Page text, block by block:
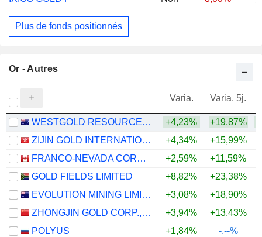
Plus de fonds positionnés
Or - Autres
Varia. Varia. 5j.
WESTGOLD RESOURCES LIMITED +4,23% +19,87%
ZIJIN GOLD INTERNATIONAL COMPANY LIMITED
+4,34%
+15,99%
FRANCO-NEVADA CORPORATION
+2,59% +11,59%
GOLD FIELDS LIMITED
+8,82% +23,38%
EVOLUTION MINING LIMITED
+3,08% +18,90%
ZHONGJIN GOLD CORP.,LTD
+3,94% +13,43%
POLYUS
+1,84%
-.--%